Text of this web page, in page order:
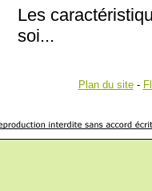
Les
soi...
Plan du site-